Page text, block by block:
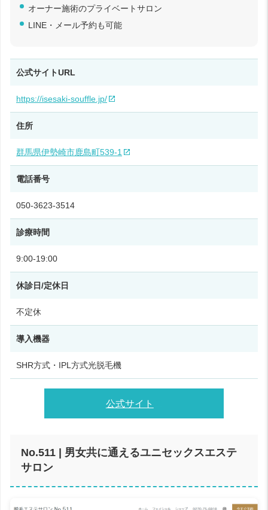
オーナー施術のプライベートサロン
LINE・メール予約も可能
公式サイトURL
https://isesaki-souffle.jp/
住所
群馬県伊勢崎市鹿島町539‑1
電話番号
050‑3623‑3514
診療時間
9:00‑19:00
休診日/定休日
不定休
導入機器
SHR方式・IPL方式光脱毛機
公式サイト
No.511 | 男女共に通えるユニセックスエステ
サロン